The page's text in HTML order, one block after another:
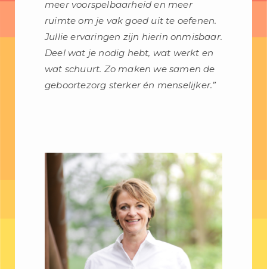
meer voorspelbaarheid en meer
ruimte om je vak goed uit te oefenen.
Jullie ervaringen zijn hierin onmisbaar.
Deel wat je nodig hebt, wat werkt en
wat schuurt. Zo maken we samen de
geboortezorg sterker én menselijker.”